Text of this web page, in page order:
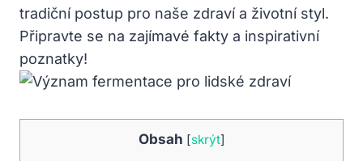
tradiční postup pro naše zdraví a životní styl.
Připravte se na zajímavé fakty a inspirativní
poznatky!
Obsah [skrýt]